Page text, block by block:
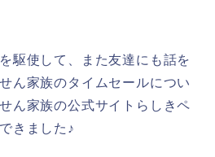
駆使して、また友達にも話を
ん家族のタイムセールについ
ん家族の公式サイトらしきペ
きました♪